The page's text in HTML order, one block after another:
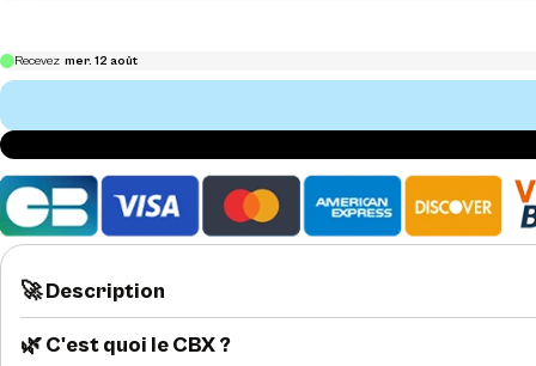
🚀 Description
🌿 C'est quoi le CBX ?